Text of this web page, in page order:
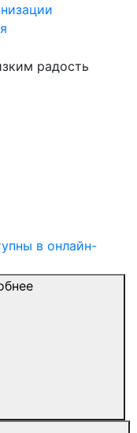
радость
в онлайн-
Узнать подробнее